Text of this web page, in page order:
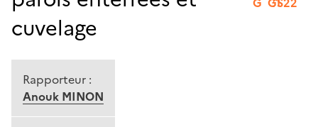
cuvelage
Rapporteur :
Anouk MINON